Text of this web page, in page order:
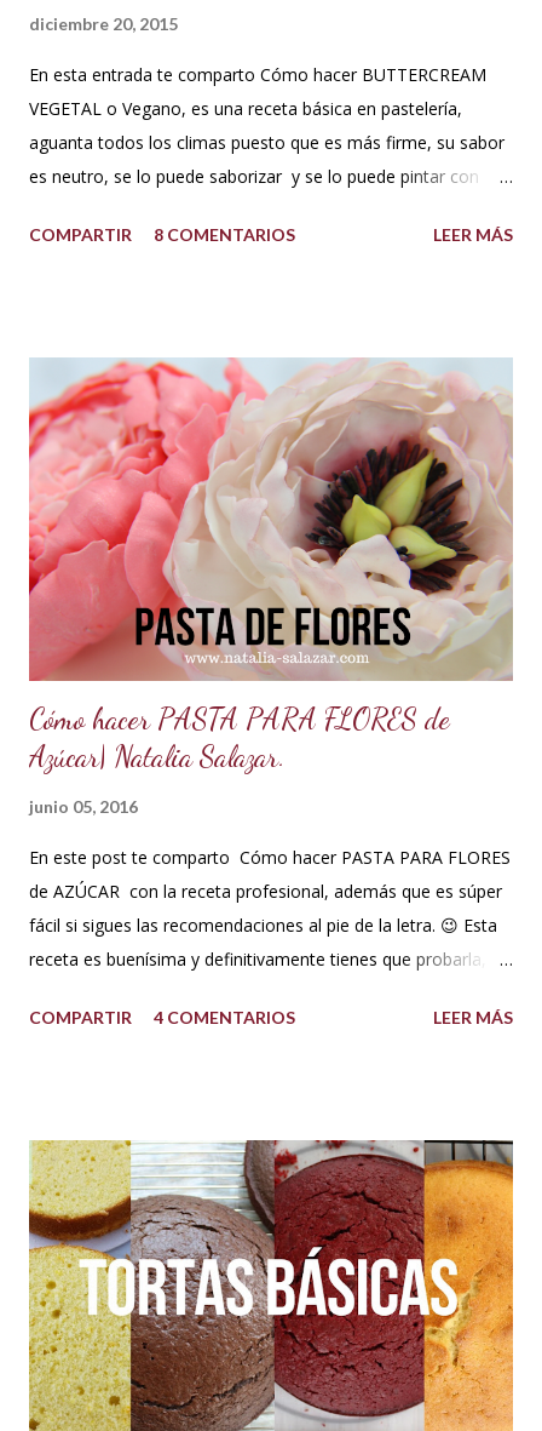
diciembre 20, 2015
En esta entrada te comparto Cómo hacer BUTTERCREAM
VEGETAL o Vegano, es una receta básica en pastelería,
aguanta todos los climas puesto que es más firme, su sabor
es neutro, se lo puede saborizar y se lo puede pintar con
este cupcakes, pasteles y lo que te guste. INGREDIENTES:
de vainilla al gusto. Colorantes en gel para repostería, si se
desea dar color. PREPARACIÓN: Cernir o tamizar el azúcar
glass. Colocar en un bowl o tazón la manteca blanca. Batir a
velocidad media e ir poniendo el azúcar poco a poco hasta
que este firme y esponjoso. Agregar un chorrito de esencia
de vainilla o al gusto. Finalmente agregar el color deseado.
TIPS : Si deseas que el buttercream vegetal sea más duro
porque el clima está muy c...
COMPARTIR 8 COMENTARIOS LEER MÁS
Cómo hacer PASTA PARA FLORES de
Azúcar| Natalia Salazar.
junio 05, 2016
En este post te comparto Cómo hacer PASTA PARA FLORES
de AZÚCAR con la receta profesional, además que es súper
fácil si sigues las recomendaciones al pie de la letra. 😉 Esta
receta es buenísima y definitivamente tienes que probarla,
súper fina y también soporta los climas más húmedos. Es
azúcar glass o impalpable 15 ml de CMC o Tylose 25 ml de
agua para hidratar la gelatina 1 sobrecito de gelatina sin
sabor o grenetina o 7 g. 10 g de merengue en polvo + 30 ml
de agua para hidratar. Nota: Si no se consigue se puede usar
1 clara de huevo pasteurizado, pero recomiendo mejor el
merengue en polvo, lo venden en tiendas de insumos
reposteros. 10 ml de glucosa o miel de maíz 15 ml de Crisco
o ma...
COMPARTIR 4 COMENTARIOS LEER MÁS